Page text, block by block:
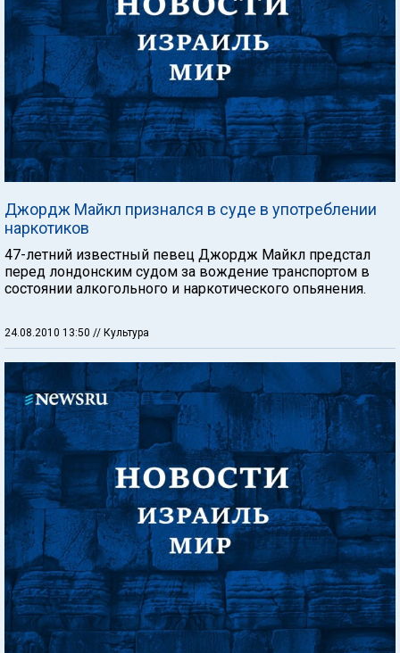
Джордж Майкл признался в суде в употреблении
наркотиков
47-летний известный певец Джордж Майкл предстал
перед лондонским судом за вождение транспортом в
состоянии алкогольного и наркотического опьянения.
24.08.2010 13:50 // Культура